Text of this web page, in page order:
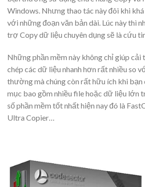
Windows. Nhưng thao tác này đôi khi
với những đoạn văn bản dài. Lúc này thì
trợ Copy dữ liệu chuyên dụng sẽ là cứu
Những phần mềm này không chỉ giúp cải
chép các dữ liệu nhanh hơn rất nhiều so
thường mà chúng còn rất hữu ích khi
mục bao gồm nhiều file hoặc dữ liệu lớn
số phần mềm tốt nhất hiện nay đó là
Ultra Copier…